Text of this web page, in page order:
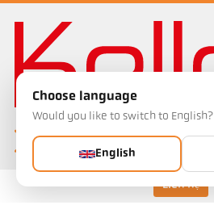
Liên hệ
Choose language
Would you like to switch to English?
English